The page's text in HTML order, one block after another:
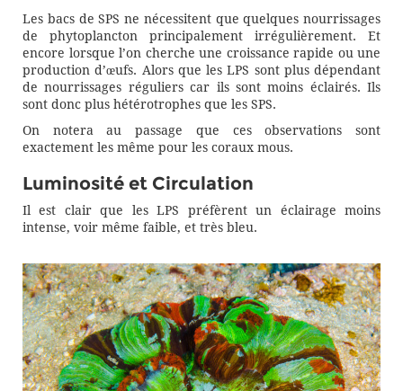
Les bacs de SPS ne nécessitent que quelques nourrissages
de phytoplancton principalement irrégulièrement. Et
encore lorsque l’on cherche une croissance rapide ou une
production d’œufs. Alors que les LPS sont plus dépendant
de nourrissages réguliers car ils sont moins éclairés. Ils
sont donc plus hétérotrophes que les SPS.
On notera au passage que ces observations sont
exactement les même pour les coraux mous.
Luminosité et Circulation
Il est clair que les LPS préfèrent un éclairage moins
intense, voir même faible, et très bleu.